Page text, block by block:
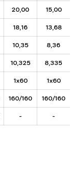
20,00 15,00
18,16 13,68
10,35 8,36
10,325 8,335
1x60 1x60
160/160 160/160
- -